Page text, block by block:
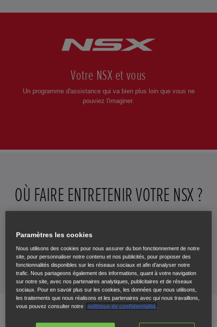
Votre NSX et vous
Un programme d'assistance qui va bien plus loin que vous ne
pouviez l'imaginer.
OÙ FAIRE ENTRETENIR VOTRE NSX ?
technique ou pour prendre rendez-vous à l’atelier. Si vous
avez besoin d’une assistance dépannage, composez le
numéro d’urgence fourni.
AdresseConcessionAssistance
routière
Paramètres les cookies
Nous utilisons des cookies pour nous assurer du bon fonctionnement de notre
site, pour personnaliser notre contenu et nos publicités, pour proposer des
fonctionnalités disponibles sur les réseaux sociaux et afin d’analyser notre
trafic. Nous partageons également des informations, quant à votre navigation
sur notre site, avec nos partenaires analytiques, publicitaires et de réseaux
sociaux. Pour en savoir plus sur les cookies, les données que nous utilisons,
les traitements que nous réalisons et les partenaires avec qui nous travaillons,
vous pouvez consulter notre
politique de confidentialité